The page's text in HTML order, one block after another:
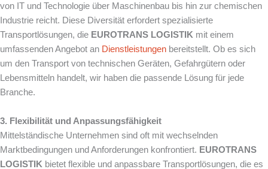
von IT und Technologie über Maschinenbau bis hin zur chemischen
Industrie reicht. Diese Diversität erfordert spezialisierte
Transportlösungen, die EUROTRANS LOGISTIK mit einem
umfassenden Angebot an Dienstleistungen bereitstellt. Ob es sich
um den Transport von technischen Geräten, Gefahrgütern oder
Lebensmitteln handelt, wir haben die passende Lösung für jede
Branche.
3. Flexibilität und Anpassungsfähigkeit
Mittelständische Unternehmen sind oft mit wechselnden
Marktbedingungen und Anforderungen konfrontiert. EUROTRANS
LOGISTIK bietet flexible und anpassbare Transportlösungen, die es